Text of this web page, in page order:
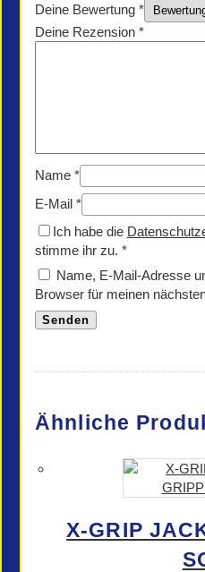
Deine Bewertung *
Deine Rezension *
Name *
E-Mail *
Ich habe die
stimme ihr zu. *
Name, E-Mail-Adresse
Browser für meinen
Ähnliche
X-GRIP